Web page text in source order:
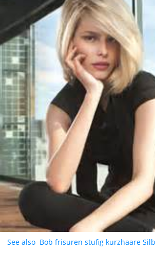
See also Bob frisuren stufig kurzhaare